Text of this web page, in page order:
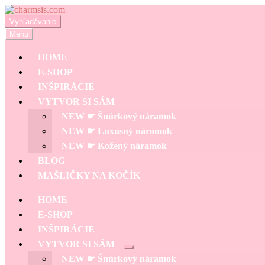
Preskočiť
na
navigáciu
Preskočiť
na
obsah
Hľadať:
Vyhľadávanie
Menu
HOME
E-SHOP
INŠPIRÁCIE
VYTVOR SI SÁM
NEW ☛ Šnúrkový náramok
NEW ☛ Luxusný náramok
NEW ☛ Kožený náramok
BLOG
MAŠLIČKY NA KOČÍK
HOME
E-SHOP
INŠPIRÁCIE
VYTVOR SI SÁM
Rozbaliť
podradené
NEW ☛ Šnúrkový náramok